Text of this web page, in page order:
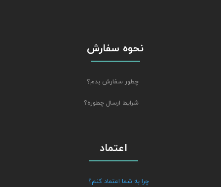
نحوه سفارش
چطور سفارش بدم؟
شرایط ارسال چطوره؟
اعتماد
چرا به شما اعتماد کنم؟